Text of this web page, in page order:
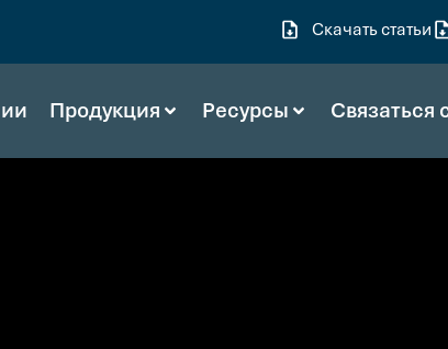
Скачать статьи
Продукция Ресурсы Связаться